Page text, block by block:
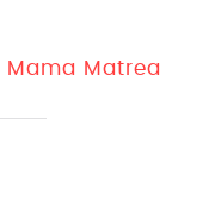
Mama Matrea